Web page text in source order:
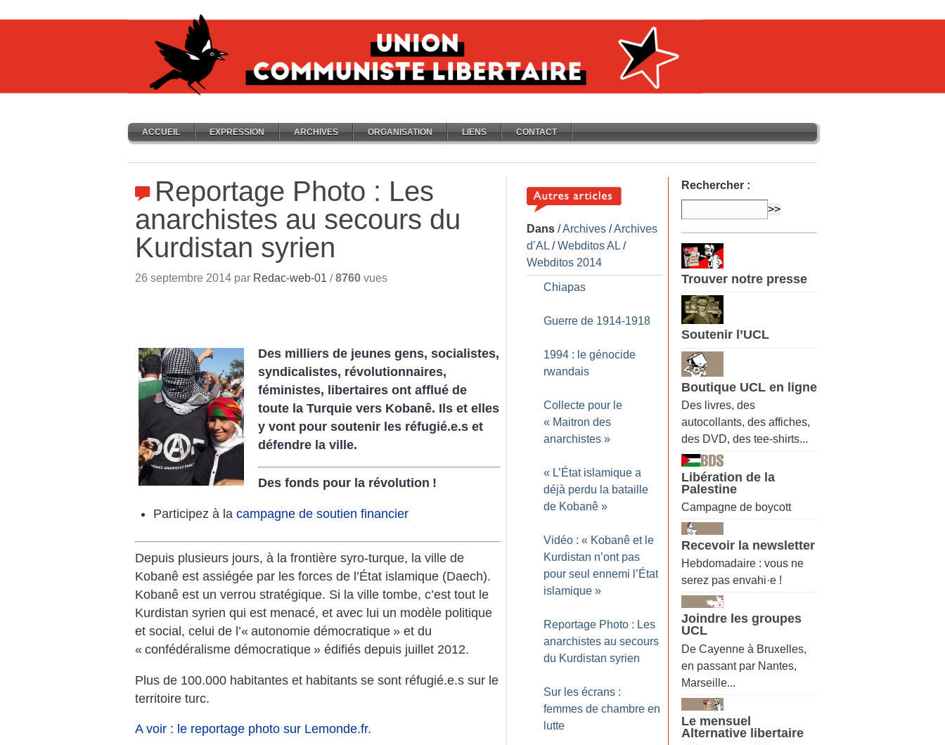
ACCUEIL EXPRESSION ARCHIVES ORGANISATION LIENS CONTACT
Reportage Photo : Les
anarchistes au secours du
Kurdistan syrien
26 septembre 2014 par Redac-web-01 /8760 vues
Des milliers de jeunes gens, socialistes,
syndicalistes, révolutionnaires,
féministes, libertaires ont afflué de
toute la Turquie vers Kobanê. Ils et elles
y vont pour soutenir les réfugié.e.s et
défendre la ville.
Des fonds pour la révolution !
Participez à lacampagne de soutien financier
Depuis plusieurs jours, à la frontière syro-turque, la ville de
Kobanê est assiégée par les forces de l’État islamique (Daech).
Kobanê est un verrou stratégique. Si la ville tombe, c’est tout le
Kurdistan syrien qui est menacé, et avec lui un modèle politique
et social, celui de l’« autonomie démocratique » et du
« confédéralisme démocratique » édifiés depuis juillet 2012.
Plus de 100.000 habitantes et habitants se sont réfugié.e.s sur le
territoire turc.
A voir : le reportage photo sur Lemonde.fr.
Dans /Archives /Archives
d’AL /Webditos AL /
Webditos 2014
Chiapas
Guerre de 1914-1918
1994 : le génocide
rwandais
Collecte pour le
« Maitron des
anarchistes »
« L’État islamique a
déjà perdu la bataille
de Kobanê »
Vidéo : « Kobanê et le
Kurdistan n’ont pas
pour seul ennemi l’État
islamique »
Reportage Photo : Les
anarchistes au secours
du Kurdistan syrien
Sur les écrans :
femmes de chambre en
lutte
Rechercher :
Trouver notre presse
Soutenir l’UCL
Boutique UCL en ligne
Des livres, des
autocollants, des affiches,
des DVD, des tee-shirts...
Libération de la
Palestine
Campagne de boycott
Recevoir la newsletter
Hebdomadaire : vous ne
serez pas envahi·e !
Joindre les groupes
UCL
De Cayenne à Bruxelles,
en passant par Nantes,
Marseille...
Le mensuel
Alternative libertaire